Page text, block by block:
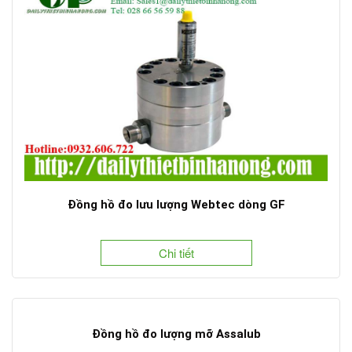
Đồng hồ đo lưu lượng Webtec dòng GF
Chi tiết
Đồng hồ đo lượng mỡ Assalub